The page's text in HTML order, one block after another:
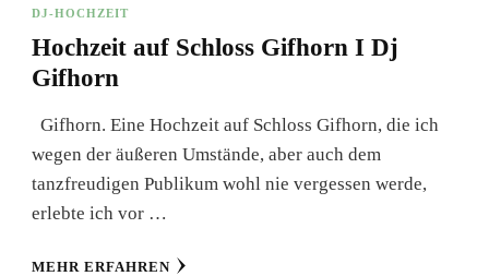
DJ-HOCHZEIT
Hochzeit auf Schloss Gifhorn I Dj
Gifhorn
Gifhorn. Eine Hochzeit auf Schloss Gifhorn, die ich
wegen der äußeren Umstände, aber auch dem
tanzfreudigen Publikum wohl nie vergessen werde,
erlebte ich vor …
MEHR ERFAHREN